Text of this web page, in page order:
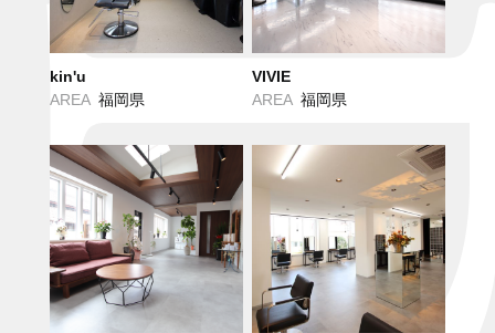
kin'u
AREA 福岡県
VIVIE
AREA 福岡県